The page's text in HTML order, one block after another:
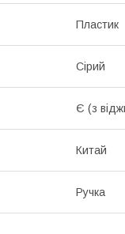
Пластик
Сірий
Є (з
Китай
Ручка